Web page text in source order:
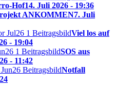
Hof14. Juli 2026 - 19:36
ANKOMMEN7. Juli
Viel los auf
- 19:04
SOS aus
- 11:42
Notfall